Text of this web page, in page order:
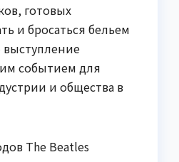
готовых
и бросаться бельем
выступление
событием для
и общества в
The Beatles